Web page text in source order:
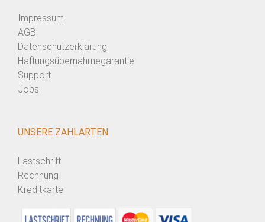
Impressum
AGB
Datenschutzerklärung
Haftungsübernahmegarantie
Support
Jobs
UNSERE ZAHLARTEN
Lastschrift
Rechnung
Kreditkarte